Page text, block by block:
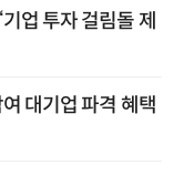
업 투자 걸림돌 제
대기업 파격 혜택